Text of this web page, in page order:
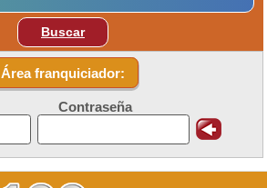
Buscar
Área franquiciador:
Contraseña